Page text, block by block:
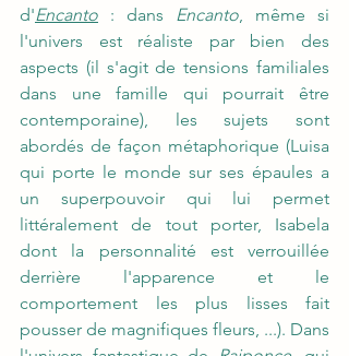
d'Encanto : dans Encanto , même si
l'univers est réaliste par bien des
aspects (il s'agit de tensions familiales
dans une famille qui pourrait être
contemporaine), les sujets sont
abordés de façon métaphorique (Luisa
qui porte le monde sur ses épaules a
un superpouvoir qui lui permet
littéralement de tout porter, Isabela
dont la personnalité est verrouillée
derrière l'apparence et le
comportement les plus lisses fait
pousser de magnifiques fleurs, ...). Dans